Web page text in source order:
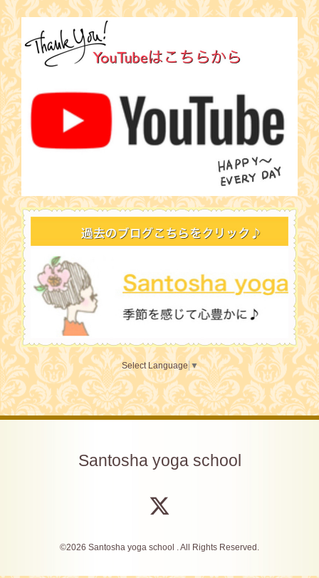
Select Language ▼
Santosha yoga school
©2026 Santosha yoga school . All Rights Reserved.